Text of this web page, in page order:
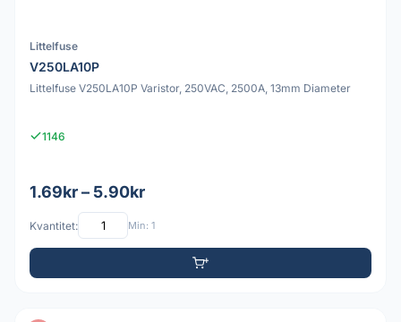
Littelfuse
V250LA10P
Littelfuse V250LA10P Varistor, 250VAC, 2500A, 13mm Diameter
1146
1.69kr – 5.90kr
Kvantitet: Min: 1